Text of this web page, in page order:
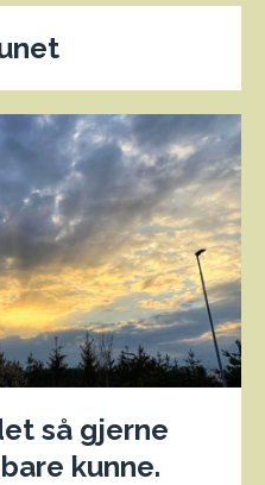
så gjerne
kunne.